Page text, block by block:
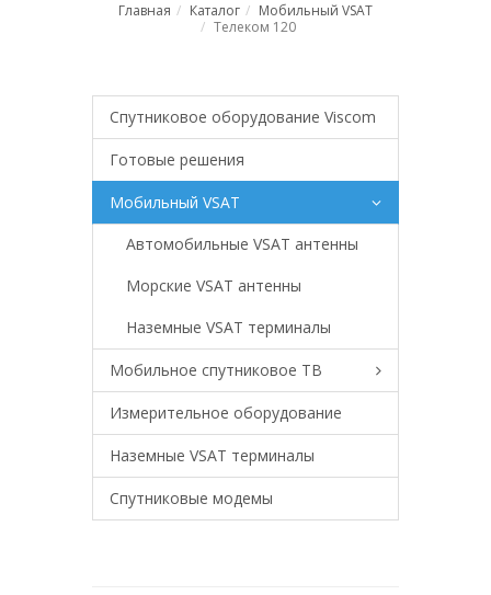
Главная Каталог
Мобильный VSAT
Телеком 120
Спутниковое оборудование Viscom
Готовые решения
Мобильный VSAT
Автомобильные VSAT антенны
Морские VSAT антенны
Наземные VSAT терминалы
Мобильное спутниковое ТВ
Измерительное оборудование
Наземные VSAT терминалы
Спутниковые модемы